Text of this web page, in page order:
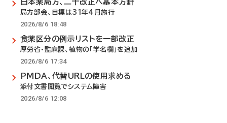
日本薬局方、二十改正へ基本方針
局方部会、目標は31年4月施行
2026/8/6 18:48
食薬区分の例示リストを一部改正
厚労省・監麻課、植物の「学名欄」を追加
2026/8/6 17:34
PMDA、代替URLの使用求める
添付文書閲覧でシステム障害
2026/8/6 12:08